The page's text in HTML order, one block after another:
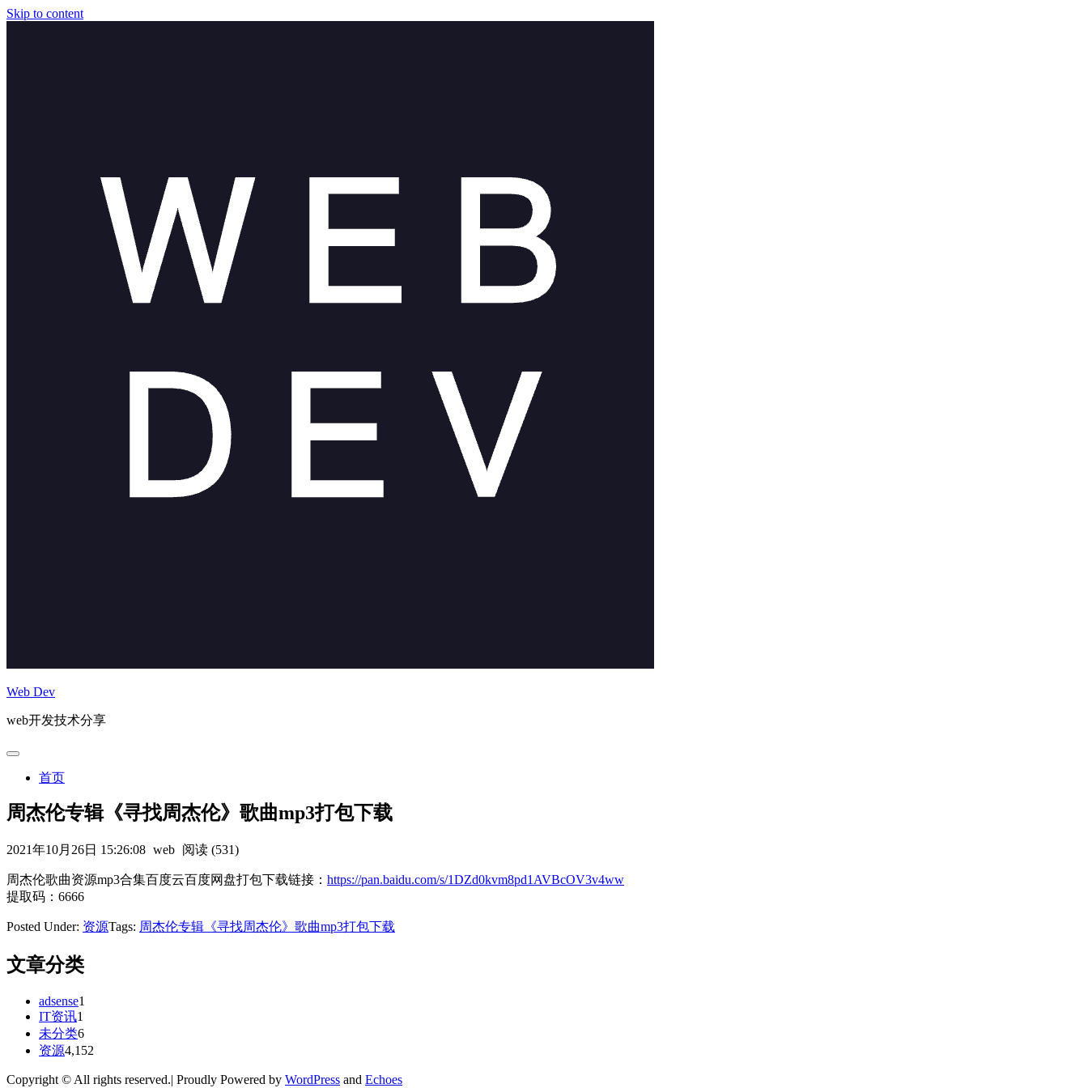
Skip to content
Web Dev
web开发技术分享
首页
周杰伦专辑《寻找周杰伦》歌曲mp3打包下载
2021年10月26日 15:26:08 web 阅读 (531)
周杰伦歌曲资源mp3合集百度云百度网盘打包下载链接： https://pan.baidu.com/s/1DZd0kvm8pd1AVBcOV3v4ww
提取码：6666
Posted Under: 资源Tags: 周杰伦专辑《寻找周杰伦》歌曲mp3打包下载
文章分类
adsense1
IT资讯1
未分类6
资源4,152
Copyright © All rights reserved.| Proudly Powered by WordPress and Echoes